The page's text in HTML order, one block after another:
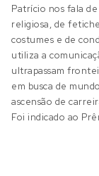
Patrício nos fala
religiosa, de
costumes e de
utiliza a
ultrapassam
em busca de
ascensão de
Foi indicado ao